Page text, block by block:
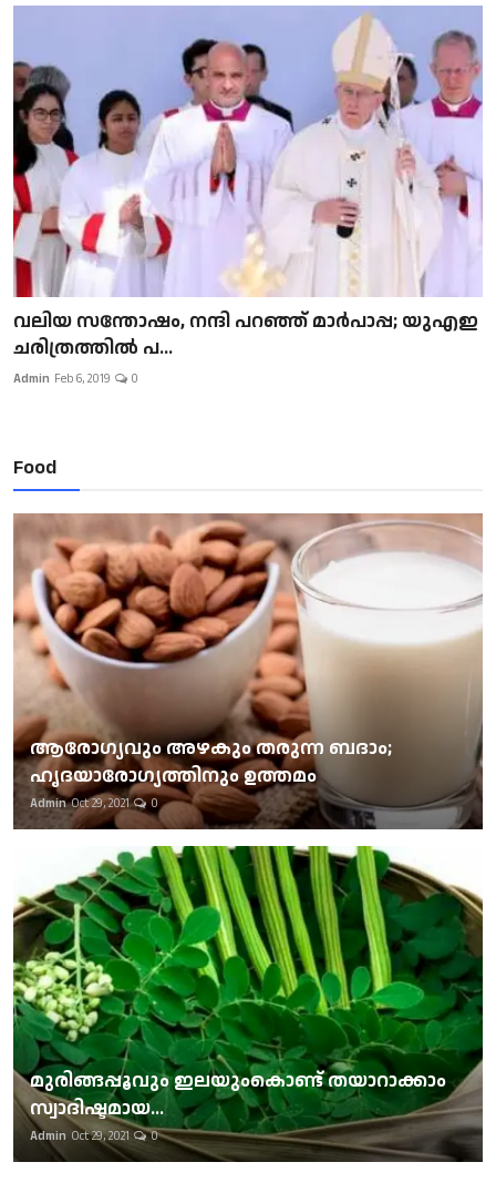
വലിയ സന്തോഷം, നന്ദി പറഞ്ഞ് മാർപാപ്പ; യുഎഇ
ചരിത്രത്തിൽ പ...
Admin Feb 6, 2019 0
Food
ആരോഗ്യവും അഴകും തരുന്ന ബദാം;
ഹൃദയാരോഗ്യത്തിനും ഉത്തമം
Admin Oct 29, 2021 0
മുരിങ്ങപ്പൂവും ഇലയുംകൊണ്ട് തയാറാക്കാം
സ്വാദിഷ്ടമായ...
Admin Oct 29, 2021 0